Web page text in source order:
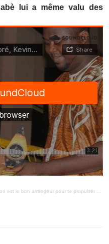
lui a même valu des
arrangeur pour te propulser » (MiniMag 18/7/2020)